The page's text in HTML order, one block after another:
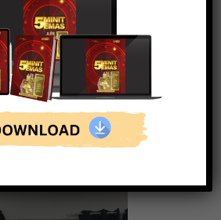
amanah sebagai
di Seminar Membina
Pertama anjuran
Gold, Temerloh
Pahang